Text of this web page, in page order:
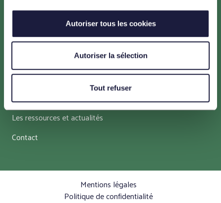
Autoriser tous les cookies
Autoriser la sélection
Tout refuser
Un projet pour la transition énergétique
Un projet en faveur de l’environnement
Un projet maîtrisé et adapté au territoire
Un projet concerté
Les ressources et actualités
Contact
Mentions légales
Politique de confidentialité